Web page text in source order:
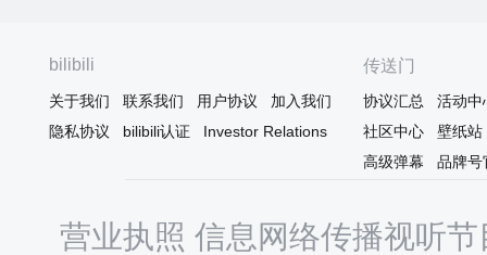
bilibili
关于我们 联系我们 用户协议
加入我们
隐私协议
bilibili认证 Investor Relations
传送门
协议汇总
活动中
社区中心
壁纸站
高级弹幕
品牌号
营业执照 信息网络传播视听